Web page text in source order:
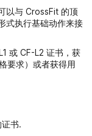
以与 CrossFit 的顶
式执行基础动作来接
或 CF-L2 证书，获
要求）或者获得用
书.